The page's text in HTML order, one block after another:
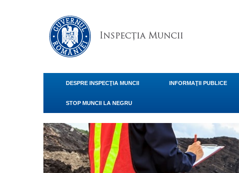
DESPRE INSPECŢIA MUNCII INFORMAŢII PUBLICE
STOP MUNCII LA NEGRU